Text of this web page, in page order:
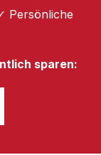
Persönliche
sparen: